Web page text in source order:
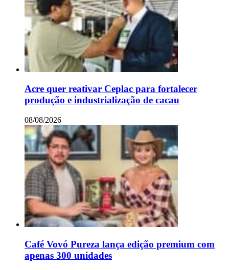
Acre quer reativar Ceplac para fortalecer
produção e industrialização de cacau
08/08/2026
Café Vovó Pureza lança edição premium com
apenas 300 unidades